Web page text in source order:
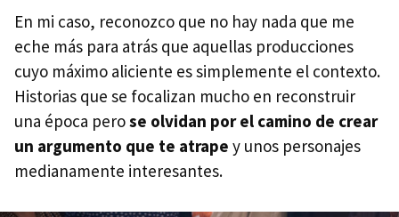
En mi caso, reconozco que no hay nada que me
eche más para atrás que aquellas producciones
cuyo máximo aliciente es simplemente el contexto.
Historias que se focalizan mucho en reconstruir
una época perose olvidan por el camino de crear
un argumento que te atrape y unos personajes
medianamente interesantes.